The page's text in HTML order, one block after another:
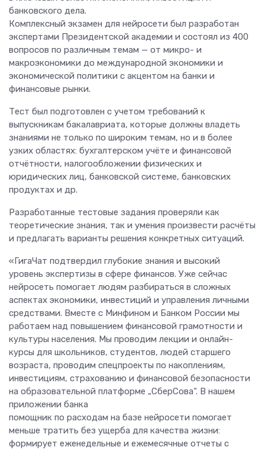
банковского дела.
Комплексный экзамен для нейросети был разработан
экспертами Президентской академии и состоял из 400
вопросов по различным темам — от микро- и
макроэкономики до международной экономики и
экономической политики с акцентом на банки и
финансовые рынки.
Тест был подготовлен с учетом требований к
выпускникам бакалавриата, которые должны владеть
знаниями не только по широким темам, но и в более
узких областях: бухгалтерском учёте и финансовой
отчётности, налогообложении физических и
юридических лиц, банковской системе, банковских
продуктах и др.
Разработанные тестовые задания проверяли как
теоретические знания, так и умения произвести расчёты
и предлагать варианты решения конкретных ситуаций.
«ГигаЧат подтвердил глубокие знания и высокий
уровень экспертизы в сфере финансов. Уже сейчас
нейросеть помогает людям разбираться в сложных
аспектах экономики, инвестиций и управления личными
средствами. Вместе с Минфином и Банком России мы
работаем над повышением финансовой грамотности и
культуры населения. Мы проводим лекции и онлайн-
курсы для школьников, студентов, людей старшего
возраста, проводим спецпроекты по накоплениям,
инвестициям, страхованию и финансовой безопасности
на образовательной платформе „СберСова“. В нашем
приложении банка
помощник по расходам на базе нейросети помогает
меньше тратить без ущерба для качества жизни:
формирует еженедельные и ежемесячные отчеты с